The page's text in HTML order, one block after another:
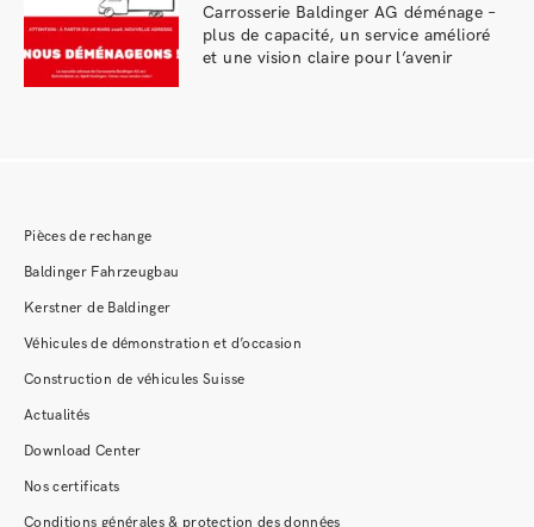
Carrosserie Baldinger AG déménage –
plus de capacité, un service amélioré
et une vision claire pour l’avenir
Pièces de rechange
Baldinger Fahrzeugbau
Kerstner de Baldinger
Véhicules de démonstration et d’occasion
Construction de véhicules Suisse
Actualités
Download Center
Nos certificats
Conditions générales & protection des données